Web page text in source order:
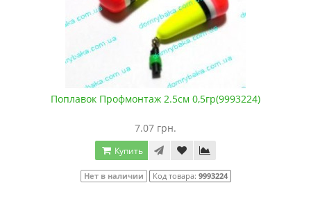
Поплавок Профмонтаж 2.5см 0,5гр(9993224)
7.07 грн.
Купить
Нет в наличии Код товара: 9993224